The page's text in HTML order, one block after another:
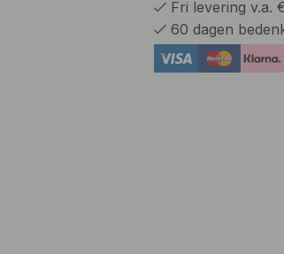
Fri levering v.a.
60 dagen